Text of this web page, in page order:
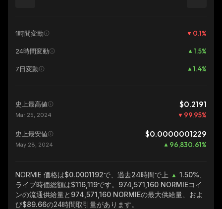
1時間変動 0.1%
24時間変動 1.5%
7日変動 1.4%
史上最高値 $0.2191
Mar 25, 2024 99.95%
史上最安値 $0.0000001229
May 28, 2024 96,830.61%
NORMIE 価格は$0.0001192で、過去24時間で上 1.50%
ライブ時価総額は$116,119です。 974,571,160 NORMIEコイ
ンの流通供給量と 974,571,160 NORMIEの最大供給量、およ
び$89.66の24時間取引量があります。